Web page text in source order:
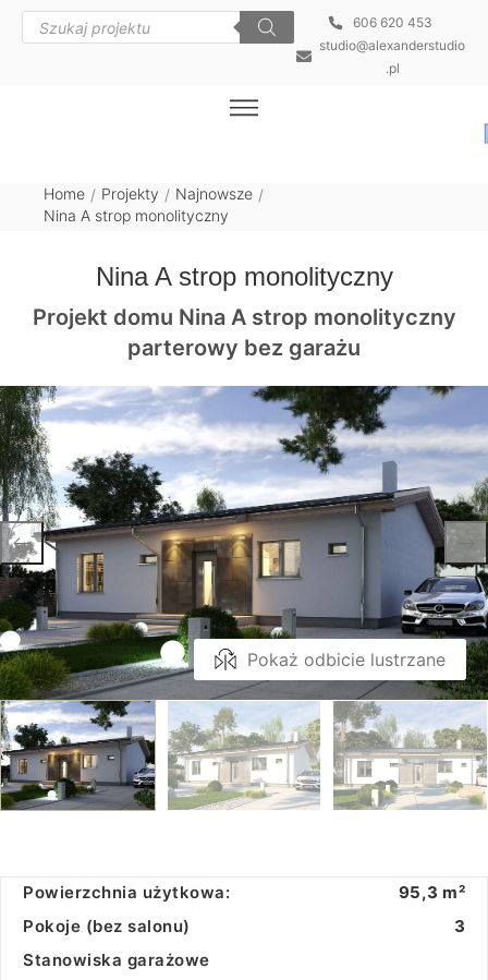
606 620 453
studio@alexanderstudio
.pl
Home / Projekty / Najnowsze /
Nina A strop monolityczny
Nina A strop monolityczny
Projekt domu Nina A strop monolityczny
parterowy bez garażu
Pokaż odbicie lustrzane
Powierzchnia użytkowa:
95,3 m²
Pokoje (bez salonu)
3
Stanowiska garażowe